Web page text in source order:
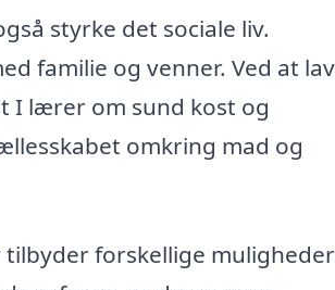
styrke det sociale liv.
familie og venner. Ved at
I lærer om sund kost og
omkring mad og
forskellige